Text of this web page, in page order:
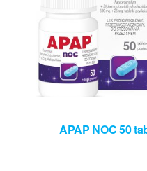
APAP NOC 50